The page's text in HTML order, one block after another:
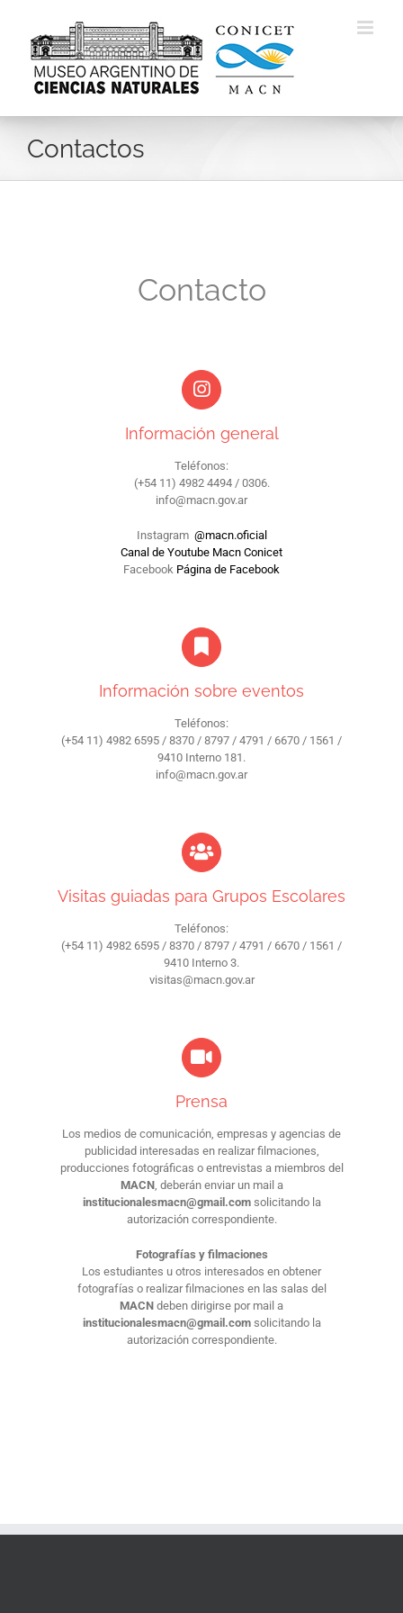
content
Contactos
Contacto
Información general
Teléfonos:
(+54 11) 4982 4494 / 0306.
info@macn.gov.ar
Instagram @macn.oficial
Canal de Youtube Macn Conicet
Facebook Página de Facebook
Información sobre eventos
Teléfonos:
(+54 11) 4982 6595 / 8370 / 8797 / 4791 / 6670 / 1561 /
9410 Interno 181.
info@macn.gov.ar
Visitas guiadas para Grupos Escolares
Teléfonos:
(+54 11) 4982 6595 / 8370 / 8797 / 4791 / 6670 / 1561 /
9410 Interno 3.
visitas@macn.gov.ar
Prensa
Los medios de comunicación, empresas y agencias de
publicidad interesadas en realizar filmaciones,
producciones fotográficas o entrevistas a miembros del
MACN, deberán enviar un mail a
institucionalesmacn@gmail.com solicitando la
autorización correspondiente.
Fotografías y filmaciones
Los estudiantes u otros interesados en obtener
fotografías o realizar filmaciones en las salas del
MACN deben dirigirse por mail a
institucionalesmacn@gmail.comsolicitando la
autorización correspondiente.